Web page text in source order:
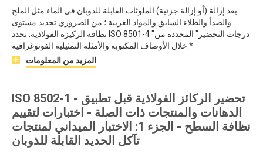
بعد إزالة (أو إزالة جزئية) الملوثات القابلة للذوبان في الماء مثل الملح
والصدأ والطلاء السابق والمواد الغريبة ؛ من الضروري تحديد مستوى
نظافة الركيزة الفولاذية. تحدد ISO 8501-4 "درجات التحضير" المحددة من
خلال الأوصاف المكتوبة والأمثلة التمثيلية الفوتوغرافية.*
المزيد من المعلومات
ISO 8502-1 - تحضير الركائز الفولاذية قبل تطبيق
الدهانات والمنتجات ذات الصلة - اختبارات لتقييم
نظافة السطح - الجزء 1: الاختبار الميداني لمنتجات
تآكل الحديد القابلة للذوبان